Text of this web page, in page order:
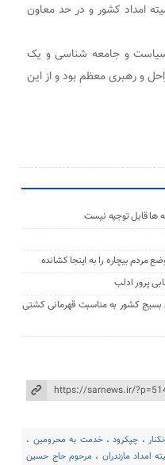
امداد کشور و در حد معاون
سیاست و جامعه شناسی و یک
و رهبری معظم بود و از این
ها قابل توجیه نیست
مردم بیچاره را به اینجا کشانده
پرور ادلب
بسیج کشور به مناسبت قهرمانی کشتی
، چپکرود،خدمت به محرومین ،
امداد مازندران ، مرحوم حاج حسین